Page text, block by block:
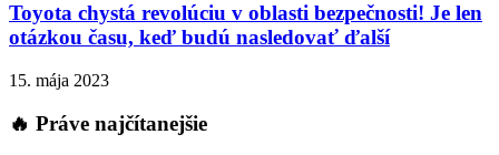
Toyota chystá revolúciu v oblasti bezpečnosti! Je len
otázkou času, keď budú nasledovať ďalší
15. mája 2023
🔥 Práve najčítanejšie